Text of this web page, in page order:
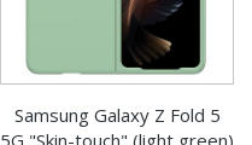
Samsung Galaxy Z Fold 5
5G "Skin-touch" (light green)